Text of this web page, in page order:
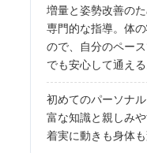
増量と姿勢改善の
専門的な指導。体
ので、自分のペー
でも安心して通える
初めてのパーソナ
富な知識と親しみ
着実に動きも身体